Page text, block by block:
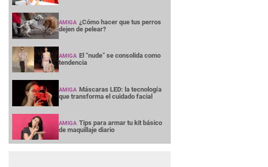
AMIGA ¿Cómo hacer que tus perros
dejen de pelear?
AMIGA El “nude” se consolida como
tendencia
AMIGA Máscaras LED: la tecnología
que transforma el cuidado facial
AMIGA Tips para armar tu kit básico
de maquillaje diario